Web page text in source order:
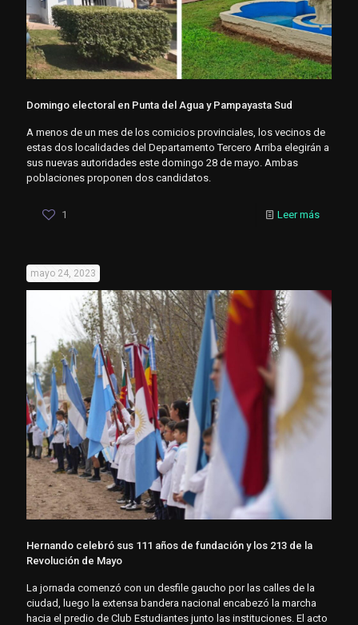
Domingo electoral en Punta del Agua y Pampayasta Sud
A menos de un mes de los comicios provinciales, los vecinos de
estas dos localidades del Departamento Tercero Arriba elegirán a
sus nuevas autoridades este domingo 28 de mayo. Ambas
poblaciones proponen dos candidatos.
1 Leer más
mayo 24, 2023
Hernando celebró sus 111 años de fundación y los 213 de la
Revolución de Mayo
La jornada comenzó con un desfile gaucho por las calles de la
ciudad, luego la extensa bandera nacional encabezó la marcha
hacia el predio de Club Estudiantes junto las instituciones. El acto